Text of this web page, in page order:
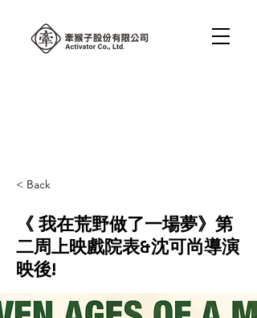
< Back
《 我在荒野做了一場夢》第
二周上映戲院表&沈可尚導演
映後!